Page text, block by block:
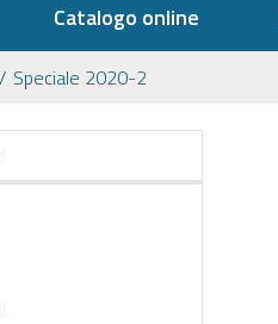
Catalogo online
Speciale 2020-2